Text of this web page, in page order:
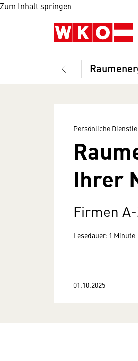
Zum Inhalt springen
Persönliche
Ihrer
Firmen
Lesedauer: 1 Minute
01.10.2025